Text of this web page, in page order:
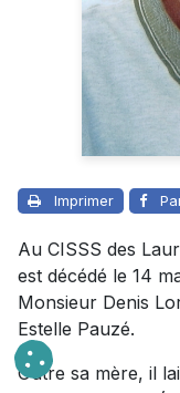
Imprimer
Au CISSS des
est décédé le 14
Monsieur Denis
Estelle Pauzé.
Outre sa mère, il